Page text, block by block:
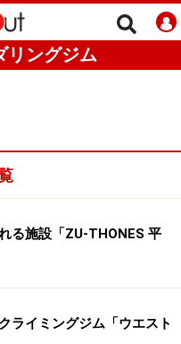
リングジム
る施設「ZU-THONES 平
ライミングジム「ウエスト